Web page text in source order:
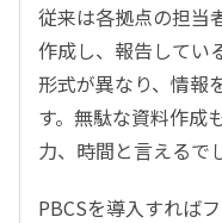
従来は各拠点の担当
作成し、報告してい
形式が異なり、情報
す。無駄な資料作成
力、時間と言えるで
PBCSを導入すれば